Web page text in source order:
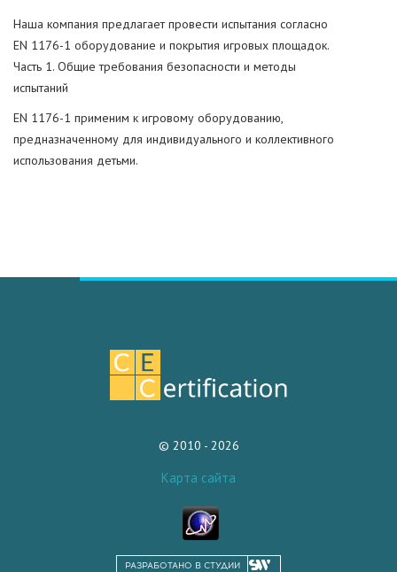
Наша компания предлагает провести испытания согласно
EN 1176-1 оборудование и покрытия игровых площадок.
Часть 1. Общие требования безопасности и методы
испытаний
EN 1176-1 применим к игровому оборудованию,
предназначенному для индивидуального и коллективного
использования детьми.
© 2010 - 2026
Карта сайта
РАЗРАБОТАНО В СТУДИИ